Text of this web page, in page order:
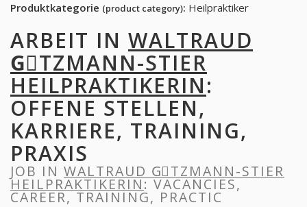
Produktkategorie (product category): Heilpraktiker
ARBEIT IN WALTRAUD
GِTZMANN-STIER
HEILPRAKTIKERIN:
OFFENE STELLEN,
KARRIERE, TRAINING,
PRAXIS
JOB IN WALTRAUD GِTZMANN-STIER
HEILPRAKTIKERIN: VACANCIES,
CAREER, TRAINING, PRACTIC